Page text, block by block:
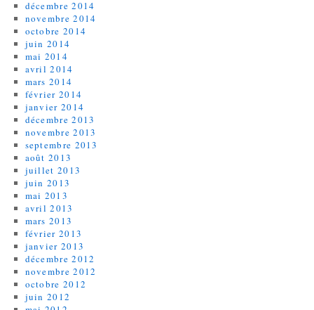
décembre 2014
novembre 2014
octobre 2014
juin 2014
mai 2014
avril 2014
mars 2014
février 2014
janvier 2014
décembre 2013
novembre 2013
septembre 2013
août 2013
juillet 2013
juin 2013
mai 2013
avril 2013
mars 2013
février 2013
janvier 2013
décembre 2012
novembre 2012
octobre 2012
juin 2012